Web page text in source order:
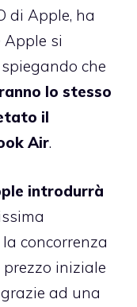
di Apple, ha
si
che
lo stesso
il
Air.
introdurrà
concorrenza
iniziale
ad una